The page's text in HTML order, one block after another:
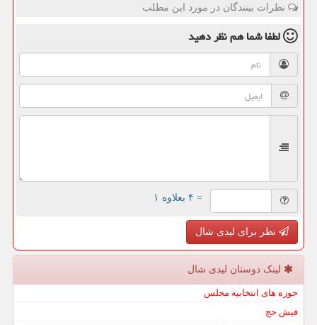
نظرات بینندگان در مورد این مطلب
لطفا شما همنظر دهید
= ۴ بعلاوه ۱
نظر برای لیدی شال
لینک دوستان لیدی شال
حوزه های انتخابیه مجلس
فیش حج